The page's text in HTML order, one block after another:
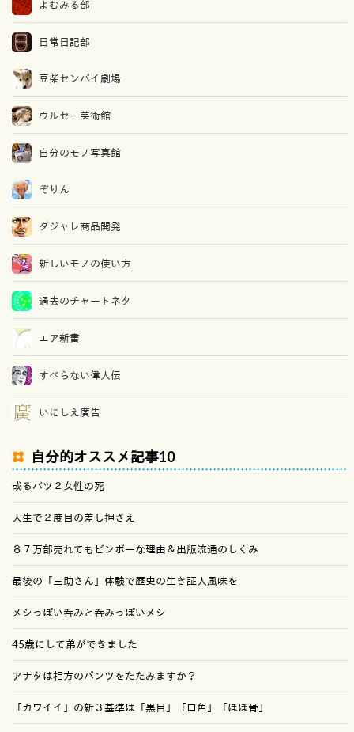
よむみる部
日常日記部
豆柴センパイ劇場
ウルセー美術館
自分のモノ写真館
ぞりん
ダジャレ商品開発
新しいモノの使い方
過去のチャートネタ
エア新書
すべらない偉人伝
いにしえ廣告
自分的オススメ記事10
或るバツ２女性の死
人生で２度目の差し押さえ
８７万部売れてもビンボーな理由＆出版流通のしくみ
最後の「三助さん」体験で歴史の生き証人風味を
メシっぽい呑みと呑みっぽいメシ
45歳にして弟ができました
アナタは相方のパンツをたたみますか？
「カワイイ」の新３基準は「黒目」「口角」「ほほ骨」